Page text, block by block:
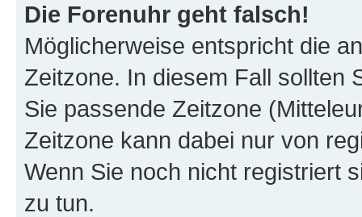
Die Forenuhr geht falsch!
Möglicherweise entspricht die
Zeitzone. In diesem Fall sollten
Sie passende Zeitzone
Zeitzone kann dabei nur von
Wenn Sie noch nicht registriert
zu tun.